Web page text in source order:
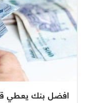
افضل بنك يعطي